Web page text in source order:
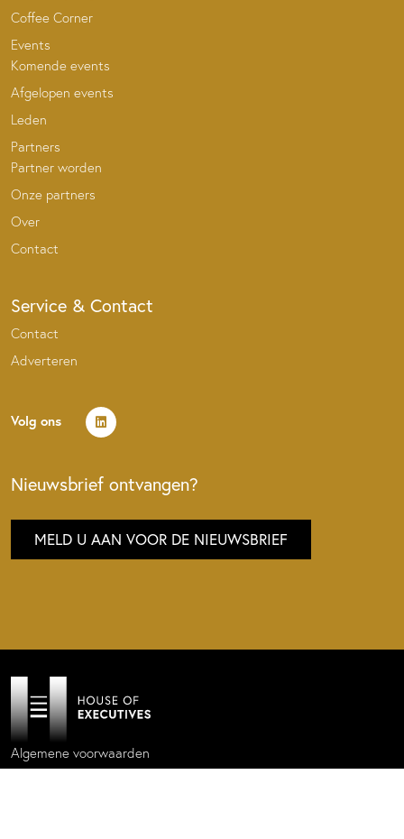
Coffee Corner
Events
Komende events
Afgelopen events
Leden
Partners
Partner worden
Onze partners
Over
Contact
Service & Contact
Contact
Adverteren
Volg ons
Nieuwsbrief ontvangen?
MELD U AAN VOOR DE NIEUWSBRIEF
Algemene voorwaarden
Privacy policy